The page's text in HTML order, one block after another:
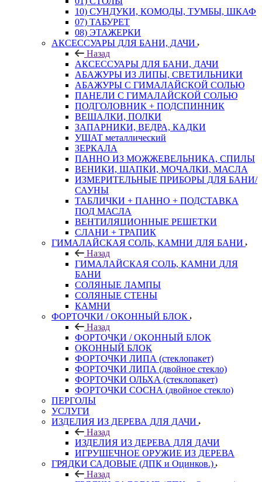
10) СУНДУКИ, КОМОДЫ, ТУМБЫ, ШКАФ
07) ТАБУРЕТ
08) ЭТАЖЕРКИ
АКСЕССУАРЫ ДЛЯ БАНИ, ДАЧИ
Назад
АКСЕССУАРЫ ДЛЯ БАНИ, ДАЧИ
АБАЖУРЫ ИЗ ЛИПЫ, СВЕТИЛЬНИКИ
АБАЖУРЫ С ГИМАЛАЙСКОЙ СОЛЬЮ
ПАНЕЛИ С ГИМАЛАЙСКОЙ СОЛЬЮ
ПОДГОЛОВНИК + ПОДСПИННИК
ВЕШАЛКИ, ПОЛКИ
ЗАПАРНИКИ, ВЕДРА, КАДКИ
УШАТ металлический
ЗЕРКАЛА
ПАННО ИЗ МОЖЖЕВЕЛЬНИКА, СПИЛЫ
ВЕНИКИ, ШАПКИ, МОЧАЛКИ, МАСЛА
ИЗМЕРИТЕЛЬНЫЕ ПРИБОРЫ ДЛЯ БАНИ/
САУНЫ
ТАБЛИЧКИ + ПАННО + ПОДСТАВКА
ПОД МАСЛА
ВЕНТИЛЯЦИОННЫЕ РЕШЕТКИ
СЛАНИ + ТРАПИК
ГИМАЛАЙСКАЯ СОЛЬ, КАМНИ ДЛЯ БАНИ
Назад
ГИМАЛАЙСКАЯ СОЛЬ, КАМНИ ДЛЯ
БАНИ
СОЛЯНЫЕ ЛАМПЫ
СОЛЯНЫЕ СТЕНЫ
КАМНИ
ФОРТОЧКИ / ОКОННЫЙ БЛОК
Назад
ФОРТОЧКИ / ОКОННЫЙ БЛОК
ОКОННЫЙ БЛОК
ФОРТОЧКИ ЛИПА (стеклопакет)
ФОРТОЧКИ ЛИПА (двойное стекло)
ФОРТОЧКИ ОЛЬХА (стеклопакет)
ФОРТОЧКИ СОСНА (двойное стекло)
ПЕРГОЛЫ
УСЛУГИ
ИЗДЕЛИЯ ИЗ ДЕРЕВА ДЛЯ ДАЧИ
Назад
ИЗДЕЛИЯ ИЗ ДЕРЕВА ДЛЯ ДАЧИ
ИГРУШЕЧНОЕ ОРУЖИЕ ИЗ ДЕРЕВА
ГРЯДКИ САДОВЫЕ (ДПК и Оцинков.)
Назад